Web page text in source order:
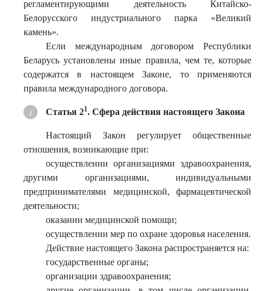
регламентирующими деятельность Китайско-
Белорусского индустриального парка «Великий
камень».
Если международным договором Республики
Беларусь установлены иные правила, чем те, которые
содержатся в настоящем Законе, то применяются
правила международного договора.
Статья 21. Сфера действия настоящего Закона
Настоящий Закон регулирует общественные
отношения, возникающие при:
осуществлении организациями здравоохранения,
другими организациями, индивидуальными
предпринимателями медицинской, фармацевтической
деятельности;
оказании медицинской помощи;
осуществлении мер по охране здоровья населения.
Действие настоящего Закона распространяется на:
государственные органы;
организации здравоохранения;